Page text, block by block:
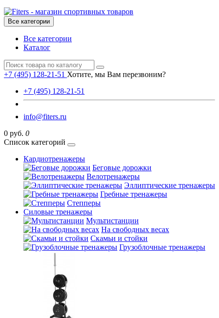
Все категории
Все категории
Каталог
+7 (495) 128-21-51 Хотите, мы Вам перезвоним?
+7 (495) 128-21-51
info@fiters.ru
0 руб. 0
Список категорий
Кардиотренажеры
Беговые дорожки
Велотренажеры
Эллиптические тренажеры
Гребные тренажеры
Степперы
Силовые тренажеры
Мультистанции
На свободных весах
Скамьи и стойки
Грузоблочные тренажеры